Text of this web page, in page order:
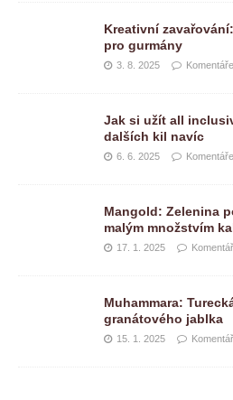
Kreativní
pro gurmány
3. 8. 2025
Jak si užít all
dalších kil navíc
6. 6. 2025
Mangold: Zelenina
malým množstvím
17. 1. 2025
Muhammara:
granátového jablka
15. 1. 2025